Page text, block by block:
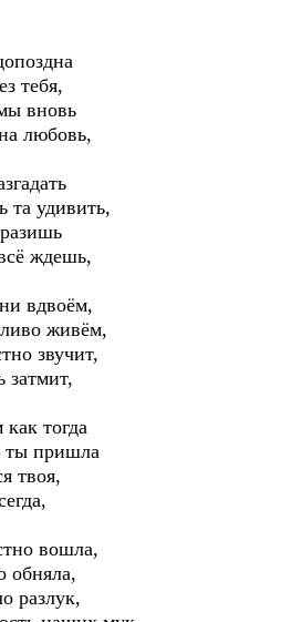
тебя,
вновь
любовь,
та удивить,
ждешь,
вдвоём,
живём,
звучит,
затмит,
тогда
ты пришла
твоя,
вошла,
обняла,
разлук,